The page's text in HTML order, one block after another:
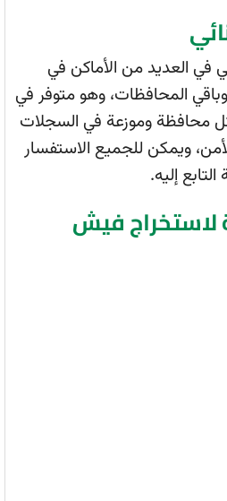
في العديد من الأماكن في
المحافظات، وهو متوفر في
محافظة وموزعة في السجلات
ويمكن للجميع الاستفسار
إليه.
لاستخراج فيش